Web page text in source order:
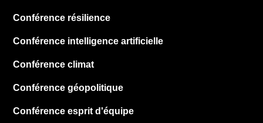
Conférence résilience
Conférence intelligence artificielle
Conférence climat
Conférence géopolitique
Conférence esprit d'équipe